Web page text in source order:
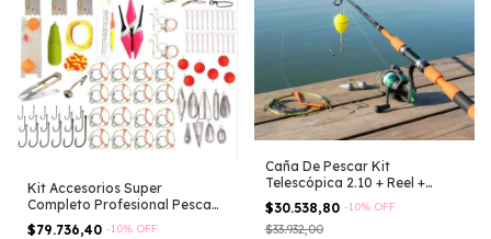
Kit Accesorios Super
Completo Profesional Pesca
Rio Laguna
$79.736,40 -10% OFF
Caña De Pescar Kit
Telescópica 2.10 + Reel +
Lineas + Boyon Aleatorio
$30.538,80 -10% OFF
$33.932,00